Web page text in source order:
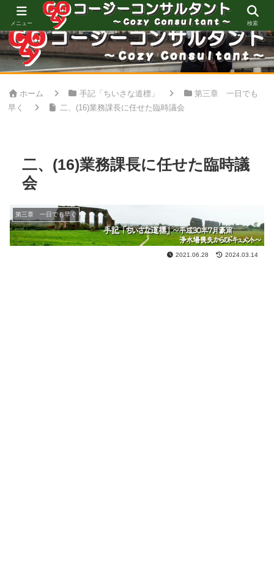
心地良い空間創りをお手伝い
ホーム 手記「ちいさな道標」
第三章 一日でも
早く
二、(16)業務課長に任せた臨時議会
二、(16)業務課長に任せた臨時議
会
第三章 一日でも早く
2021.06.28 2024.03.14
メニュー 検索